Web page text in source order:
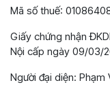
Mã số thuế:
Giấy chứng nhận
Nội cấp ngày 09/03/
Người đại diện: Phạm